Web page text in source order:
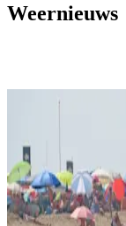
Weernieuws